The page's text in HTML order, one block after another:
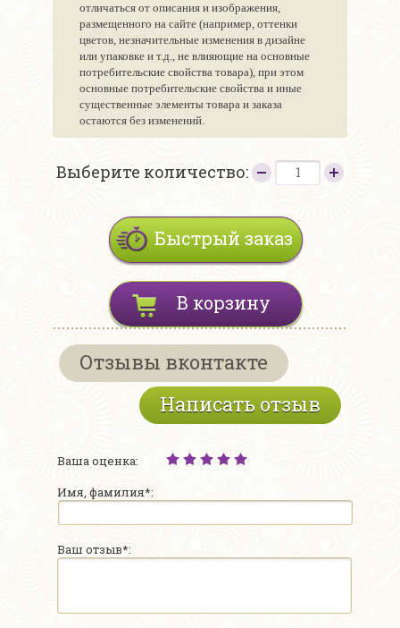
отличаться от описания и изображения,
размещенного на сайте (например, оттенки
цветов, незначительные изменения в дизайне
или упаковке и т.д., не влияющие на основные
потребительские свойства товара), при этом
основные потребительские свойства и иные
существенные элементы товара и заказа
остаются без изменений.
Выберите количество:
Быстрый заказ
В корзину
Отзывы вконтакте
Написать отзыв
Ваша оценка:
Имя, фамилия*:
Ваш отзыв*: